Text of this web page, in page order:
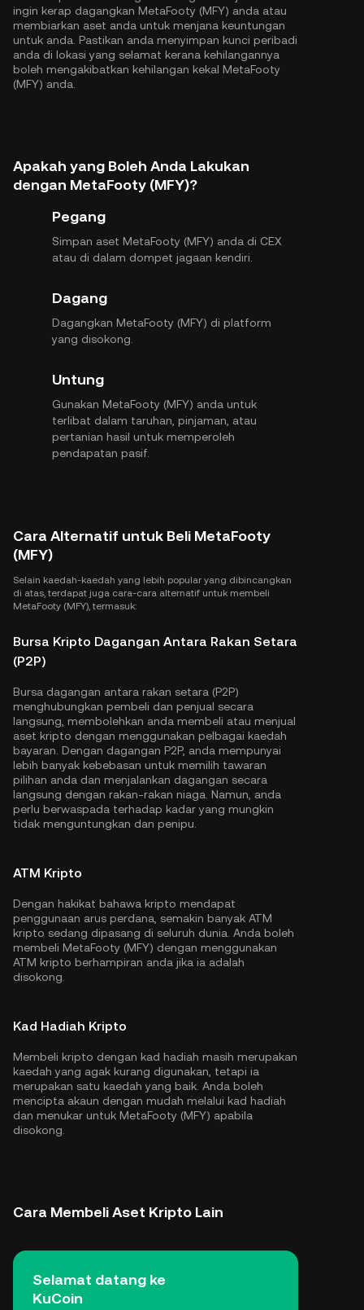
ingin kerap dagangkan MetaFooty (MFY) anda atau
membiarkan aset anda untuk menjana keuntungan
untuk anda. Pastikan anda menyimpan kunci peribadi
anda di lokasi yang selamat kerana kehilangannya
boleh mengakibatkan kehilangan kekal MetaFooty
(MFY) anda.
Apakah yang Boleh Anda Lakukan
dengan MetaFooty (MFY)?
Pegang
Simpan aset MetaFooty (MFY) anda di CEX
atau di dalam dompet jagaan kendiri.
Dagang
Dagangkan MetaFooty (MFY) di platform
yang disokong.
Untung
Gunakan MetaFooty (MFY) anda untuk
terlibat dalam taruhan, pinjaman, atau
pertanian hasil untuk memperoleh
pendapatan pasif.
Cara Alternatif untuk Beli MetaFooty
(MFY)
Selain kaedah-kaedah yang lebih popular yang dibincangkan
di atas, terdapat juga cara-cara alternatif untuk membeli
MetaFooty (MFY), termasuk:
Bursa Kripto Dagangan Antara Rakan Setara
(P2P)
Bursa dagangan antara rakan setara (P2P)
menghubungkan pembeli dan penjual secara
langsung, membolehkan anda membeli atau menjual
aset kripto dengan menggunakan pelbagai kaedah
bayaran. Dengan dagangan P2P, anda mempunyai
lebih banyak kebebasan untuk memilih tawaran
pilihan anda dan menjalankan dagangan secara
langsung dengan rakan-rakan niaga. Namun, anda
perlu berwaspada terhadap kadar yang mungkin
tidak menguntungkan dan penipu.
ATM Kripto
Dengan hakikat bahawa kripto mendapat
penggunaan arus perdana, semakin banyak ATM
kripto sedang dipasang di seluruh dunia. Anda boleh
membeli MetaFooty (MFY) dengan menggunakan
ATM kripto berhampiran anda jika ia adalah
disokong.
Kad Hadiah Kripto
Membeli kripto dengan kad hadiah masih merupakan
kaedah yang agak kurang digunakan, tetapi ia
merupakan satu kaedah yang baik. Anda boleh
mencipta akaun dengan mudah melalui kad hadiah
dan menukar untuk MetaFooty (MFY) apabila
disokong.
Cara Membeli Aset Kripto Lain
Selamat datang ke
KuCoin